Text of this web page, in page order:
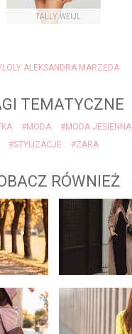
ALEKSANDRA MARZĘDA
TEMATYCZNE
#MODA #MODA JESIENNA
#STYLIZACJE
#ZARA
RÓWNIEŻ